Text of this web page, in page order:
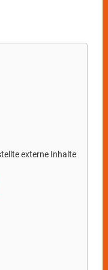
die das
externe Inhalte